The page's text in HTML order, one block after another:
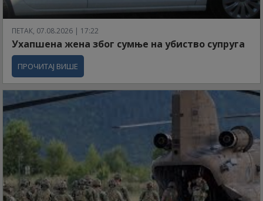
ПЕТАК, 07.08.2026 | 17:22
Ухапшена жена због сумње на убиство супруга
ПРОЧИТАЈ ВИШЕ